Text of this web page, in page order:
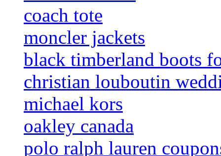
coach tote
moncler jackets
black timberland boots
christian louboutin
michael kors
oakley canada
polo ralph lauren